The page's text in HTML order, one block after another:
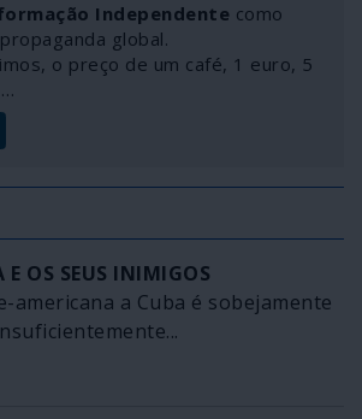
Independente como
global.
o preço de um café, 1 euro, 5
E OS SEUS INIMIGOS
americana a Cuba é sobejamente